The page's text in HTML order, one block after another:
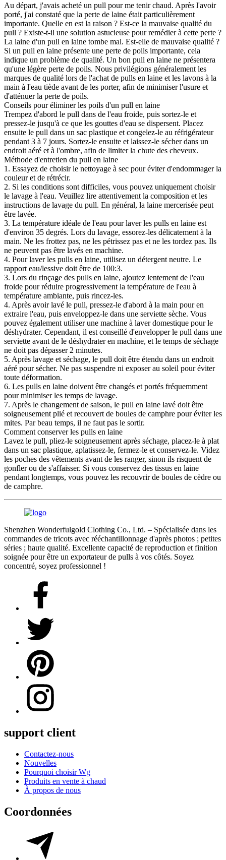
Au départ, j'avais acheté un pull pour me tenir chaud. Après l'avoir
porté, j'ai constaté que la perte de laine était particulièrement
importante. Quelle en est la raison ? Est-ce la mauvaise qualité du
pull ? Existe-t-il une solution astucieuse pour remédier à cette perte ?
La laine d'un pull en laine tombe mal. Est-elle de mauvaise qualité ?
Si un pull en laine présente une perte de poils importante, cela
indique un problème de qualité. Un bon pull en laine ne présentera
qu'une légère perte de poils. Nous privilégions généralement les
marques de qualité lors de l'achat de pulls en laine et les lavons à la
main à l'eau tiède avant de les porter, afin de minimiser l'usure et
d'atténuer la perte de poils.
Conseils pour éliminer les poils d'un pull en laine
Trempez d'abord le pull dans de l'eau froide, puis sortez-le et
pressez-le jusqu'à ce que les gouttes d'eau se dispersent. Placez
ensuite le pull dans un sac plastique et congelez-le au réfrigérateur
pendant 3 à 7 jours. Sortez-le ensuite et laissez-le sécher dans un
endroit aéré et à l'ombre, afin de limiter la chute des cheveux.
Méthode d'entretien du pull en laine
1. Essayez de choisir le nettoyage à sec pour éviter d'endommager la
couleur et de rétrécir.
2. Si les conditions sont difficiles, vous pouvez uniquement choisir
le lavage à l'eau. Veuillez lire attentivement la composition et les
instructions de lavage du pull. En général, la laine mercerisée peut
être lavée.
3. La température idéale de l'eau pour laver les pulls en laine est
d'environ 35 degrés. Lors du lavage, essorez-les délicatement à la
main. Ne les frottez pas, ne les pétrissez pas et ne les tordez pas. Ils
ne peuvent pas être lavés en machine.
4. Pour laver les pulls en laine, utilisez un détergent neutre. Le
rapport eau/lessive doit être de 100:3.
3. Lors du rinçage des pulls en laine, ajoutez lentement de l'eau
froide pour réduire progressivement la température de l'eau à
température ambiante, puis rincez-les.
4. Après avoir lavé le pull, pressez-le d'abord à la main pour en
extraire l'eau, puis enveloppez-le dans une serviette sèche. Vous
pouvez également utiliser une machine à laver domestique pour le
déshydrater. Cependant, il est conseillé d'envelopper le pull dans une
serviette avant de le déshydrater en machine, et le temps de séchage
ne doit pas dépasser 2 minutes.
5. Après lavage et séchage, le pull doit être étendu dans un endroit
aéré pour sécher. Ne pas suspendre ni exposer au soleil pour éviter
toute déformation.
6. Les pulls en laine doivent être changés et portés fréquemment
pour minimiser les temps de lavage.
7. Après le changement de saison, le pull en laine lavé doit être
soigneusement plié et recouvert de boules de camphre pour éviter les
mites. Par beau temps, il ne faut pas le sortir.
Comment conserver les pulls en laine
Lavez le pull, pliez-le soigneusement après séchage, placez-le à plat
dans un sac plastique, aplatissez-le, fermez-le et conservez-le. Videz
les poches des vêtements avant de les ranger, sinon ils risquent de
gonfler ou de s'affaisser. Si vous conservez des tissus en laine
pendant longtemps, vous pouvez les recouvrir de boules de cèdre ou
de camphre.
Shenzhen Wonderfulgold Clothing Co., Ltd. – Spécialisée dans les
commandes de tricots avec rééchantillonnage d'après photos ; petites
séries ; haute qualité. Excellente capacité de reproduction et finition
soignée pour être un exportateur de pulls à vos côtés. Soyez
concentré, soyez professionnel !
support client
Contactez-nous
Nouvelles
Pourquoi choisir Wg
Produits en vente à chaud
À propos de nous
Coordonnées